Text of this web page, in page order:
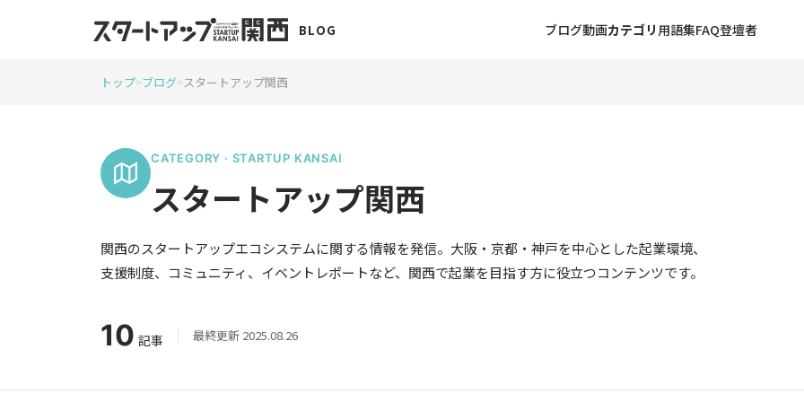
BLOG ブログ動画カテゴリ 用語集FAQ登壇者
トップ>ブログ>スタートアップ関西
CATEGORY · STARTUP KANSAI
スタートアップ関西
関西のスタートアップエコシステムに関する情報を発信。大阪・京都・神戸を中心とした起業環境、
支援制度、コミュニティ、イベントレポートなど、関西で起業を目指す方に役立つコンテンツです。
10 記事 最終更新 2025.08.26